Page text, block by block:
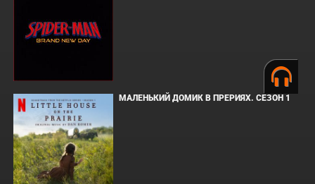
МАЛЕНЬКИЙ ДОМИК В ПРЕРИЯХ. СЕЗОН 1